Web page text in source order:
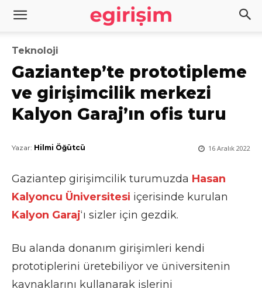
Teknoloji
Gaziantep’te prototipleme
ve girişimcilik merkezi
Kalyon Garaj’ın ofis turu
16 Aralık 2022
Yazar: Hilmi Öğütcü
Gaziantep girişimcilik turumuzda Hasan
Kalyoncu Üniversitesi içerisinde kurulan
Kalyon Garaj‘ı sizler için gezdik.
Bu alanda donanım girişimleri kendi
prototiplerini üretebiliyor ve üniversitenin
kaynaklarını kullanarak işlerini